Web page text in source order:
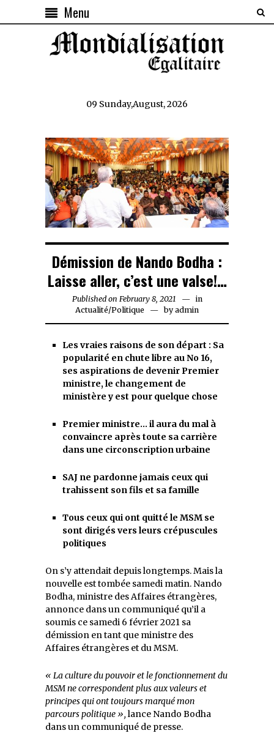
Menu
09 Sunday,August, 2026
Démission de Nando Bodha :
Laisse aller, c’est une valse!…
Published on February 8, 2021 February
8,
2021
in
Actualité/Politique byadmin
Les vraies raisons de son départ : Sa
popularité en chute libre au No 16,
ses aspirations de devenir Premier
ministre, le changement de
ministère y est pour quelque chose
Premier ministre… il aura du mal à
convaincre après toute sa carrière
dans une circonscription urbaine
SAJ ne pardonne jamais ceux qui
trahissent son fils et sa famille
Tous ceux qui ont quitté le MSM se
sont dirigés vers leurs crépuscules
politiques
On s’y attendait depuis longtemps. Mais la
nouvelle est tombée samedi matin. Nando
Bodha, ministre des Affaires étrangères,
annonce dans un communiqué qu’il a
soumis ce samedi 6 février 2021 sa
démission en tant que ministre des
Affaires étrangères et du MSM.
« La culture du pouvoir et le fonctionnement du
MSM ne correspondent plus aux valeurs et
principes qui ont toujours marqué mon
parcours politique »,lance Nando Bodha
dans un communiqué de presse.